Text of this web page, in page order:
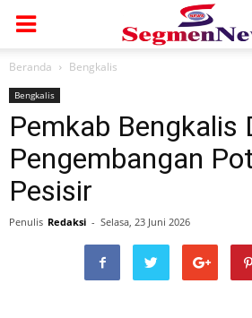
Beranda Bengkalis
Bengkalis
Pemkab Bengkalis
Pengembangan
Pesisir
Penulis Redaksi - Selasa, 23 Juni 2026